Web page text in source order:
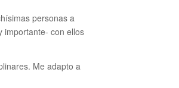
personas a
importante- con ellos
Me adapto a